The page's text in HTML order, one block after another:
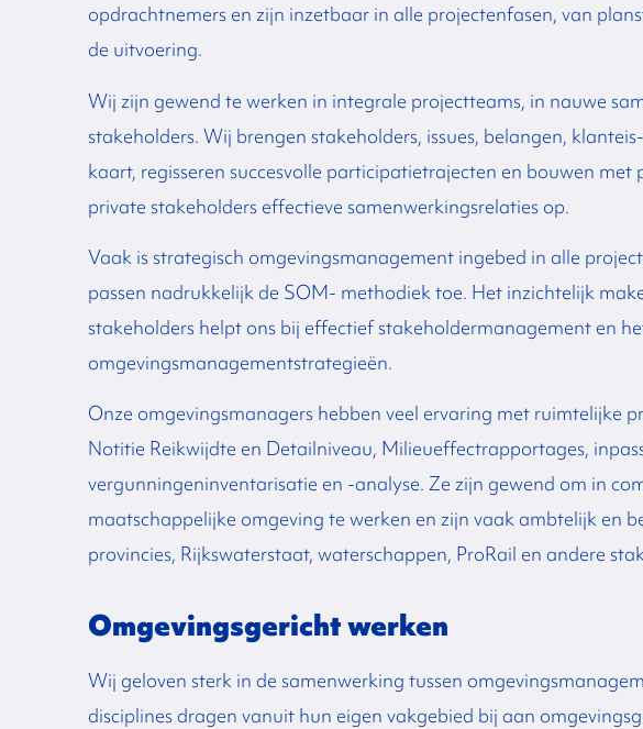
opdrachtnemers en zijn inzetbaar in alle projectenfasen, van
de uitvoering.
Wij zijn gewend te werken in integrale projectteams, in nauwe
stakeholders. Wij brengen stakeholders, issues, belangen,
kaart, regisseren succesvolle participatietrajecten en bouwen
private stakeholders effectieve samenwerkingsrelaties op.
Vaak is strategisch omgevingsmanagement ingebed in alle
passen nadrukkelijk de SOM- methodiek toe. Het inzichtelijk
stakeholders helpt ons bij effectiefstakeholdermanagementen
omgevingsmanagementstrategieën.
Onze omgevingsmanagers hebben veel ervaring met ruimtelijke
Notitie Reikwijdte en Detailniveau, Milieueffectrapportages,
vergunningeninventarisatie en -analyse. Ze zijn gewend om in
maatschappelijke omgeving te werken en zijn vaak ambtelijk en
provincies, Rijkswaterstaat, waterschappen, ProRail en andere
Omgevingsgericht werken
Wij geloven sterk in de samenwerking tussen
disciplines dragen vanuit hun eigen vakgebied bij aan